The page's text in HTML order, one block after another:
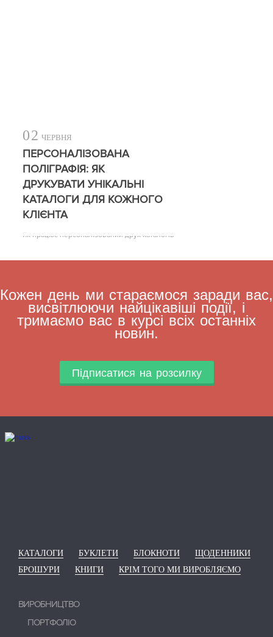
02 ЧЕРВНЯ
ПЕРСОНАЛІЗОВАНА
ПОЛІГРАФІЯ: ЯК
ДРУКУВАТИ УНІКАЛЬНІ
КАТАЛОГИ ДЛЯ КОЖНОГО
КЛІЄНТА
Як працює персоналізований друк каталогів
Кожен день ми стараємося заради вас,
висвітлюючи найцікавіші події, і
тримаємо вас в курсі всіх останніх
новин.
Підписатися на розсилку
КАТАЛОГИ БУКЛЕТИ БЛОКНОТИ
ЩОДЕННИКИ
БРОШУРИ
КНИГИ КРІМ ТОГО МИ ВИРОБЛЯЄМО
ВИРОБНИЦТВО
ПОРТФОЛІО